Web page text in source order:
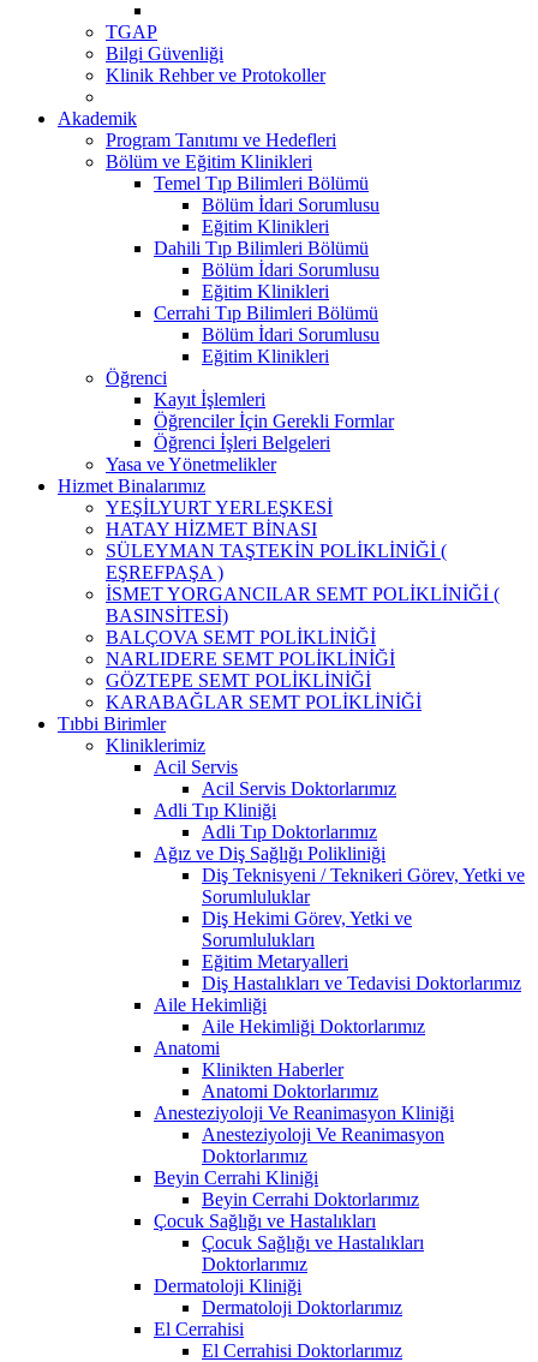
TGAP
Bilgi Güvenliği
Klinik Rehber ve Protokoller
Akademik
Program Tanıtımı ve Hedefleri
Bölüm ve Eğitim Klinikleri
Temel Tıp Bilimleri Bölümü
Bölüm İdari Sorumlusu
Eğitim Klinikleri
Dahili Tıp Bilimleri Bölümü
Bölüm İdari Sorumlusu
Eğitim Klinikleri
Cerrahi Tıp Bilimleri Bölümü
Bölüm İdari Sorumlusu
Eğitim Klinikleri
Öğrenci
Kayıt İşlemleri
Öğrenciler İçin Gerekli Formlar
Öğrenci İşleri Belgeleri
Yasa ve Yönetmelikler
Hizmet Binalarımız
YEŞİLYURT YERLEŞKESİ
HATAY HİZMET BİNASI
SÜLEYMAN TAŞTEKİN POLİKLİNİĞİ (
EŞREFPAŞA )
İSMET YORGANCILAR SEMT POLİKLİNİĞİ (
BASINSİTESİ)
BALÇOVA SEMT POLİKLİNİĞİ
NARLIDERE SEMT POLİKLİNİĞİ
GÖZTEPE SEMT POLİKLİNİĞİ
KARABAĞLAR SEMT POLİKLİNİĞİ
Tıbbi Birimler
Kliniklerimiz
Acil Servis
Acil Servis Doktorlarımız
Adli Tıp Kliniği
Adli Tıp Doktorlarımız
Ağız ve Diş Sağlığı Polikliniği
Diş Teknisyeni / Teknikeri Görev, Yetki ve
Sorumluluklar
Diş Hekimi Görev, Yetki ve
Sorumlulukları
Eğitim Metaryalleri
Diş Hastalıkları ve Tedavisi Doktorlarımız
Aile Hekimliği
Aile Hekimliği Doktorlarımız
Anatomi
Klinikten Haberler
Anatomi Doktorlarımız
Anesteziyoloji Ve Reanimasyon Kliniği
Anesteziyoloji Ve Reanimasyon
Doktorlarımız
Beyin Cerrahi Kliniği
Beyin Cerrahi Doktorlarımız
Çocuk Sağlığı ve Hastalıkları
Çocuk Sağlığı ve Hastalıkları
Doktorlarımız
Dermatoloji Kliniği
Dermatoloji Doktorlarımız
El Cerrahisi
El Cerrahisi Doktorlarımız